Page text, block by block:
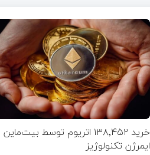
خرید ۱۳۸٬۴۵۲ اتریوم توسط بیت‌ماین
ایمرژن تکنولوژیز